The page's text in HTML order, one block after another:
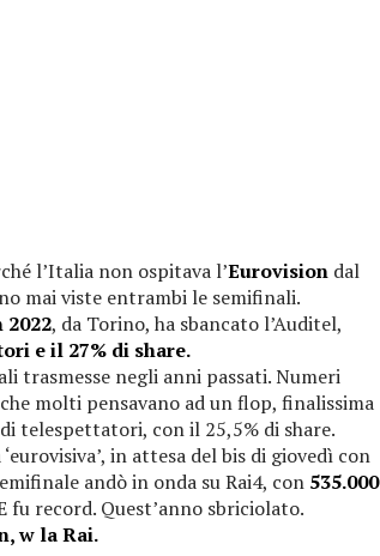
l’Italia non ospitava l’Eurovisiondal
mai viste entrambi le semifinali.
, da Torino, ha sbancato l’Auditel,
e il 27% di share.
trasmesse negli anni passati. Numeri
molti pensavano ad un flop, finalissima
telespettatori, con il 25,5% di share.
in attesa del bis di giovedì con
andò in onda su Rai4, con 535.000
fu record. Quest’anno sbriciolato.
w la Rai.